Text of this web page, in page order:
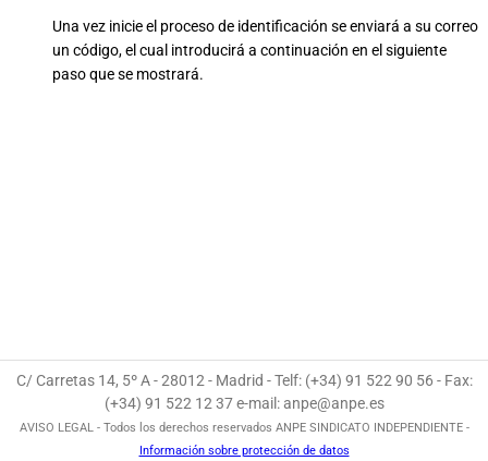
Una vez inicie el proceso de identificación se enviará a su correo
un código, el cual introducirá a continuación en el siguiente
paso que se mostrará.
C/ Carretas 14, 5º A - 28012 - Madrid - Telf: (+34) 91 522 90 56 - Fax:
(+34) 91 522 12 37 e-mail: anpe@anpe.es
AVISO LEGAL - Todos los derechos reservados ANPE SINDICATO INDEPENDIENTE -
Información sobre protección de datos